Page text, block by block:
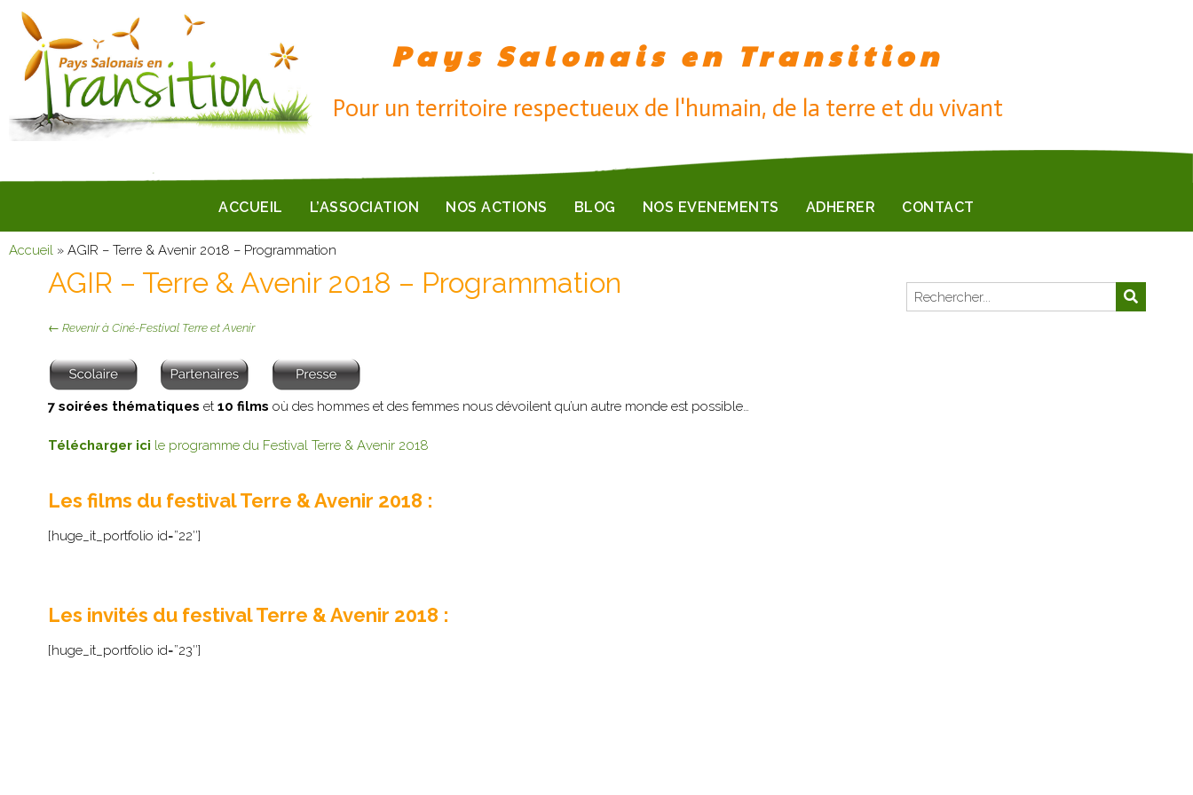
Pays Salonais en Transition
Pour un territoire respectueux de l'humain, de la terre et du vivant
ACCUEIL L’ASSOCIATION NOS ACTIONS BLOG NOS EVENEMENTS ADHERER CONTACT
Accueil » AGIR – Terre & Avenir 2018 – Programmation
AGIR – Terre & Avenir 2018 – Programmation
← Revenir à Ciné-Festival Terre et Avenir
7 soirées thématiques et10 films où des hommes et des femmes nous dévoilent qu’un autre monde est possible…
Télécharger ici le programme du Festival Terre & Avenir 2018
Les films du festival Terre & Avenir 2018 :
[huge_it_portfolio id=”22″]
Les invités du festival Terre & Avenir 2018 :
[huge_it_portfolio id=”23″]